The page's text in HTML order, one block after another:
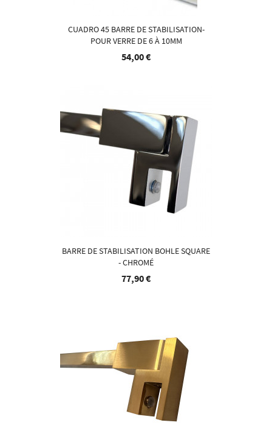
CUADRO 45 BARRE DE STABILISATION-
POUR VERRE DE 6 À 10MM
54,00 €
BARRE DE STABILISATION BOHLE SQUARE
- CHROMÉ
77,90 €